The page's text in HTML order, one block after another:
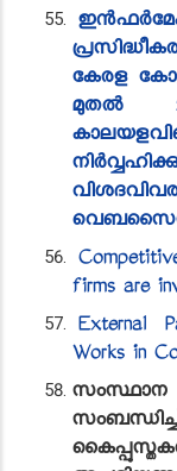
കേരള
മുതൽ
firms are
External
Works in
സംസ്ഥാന